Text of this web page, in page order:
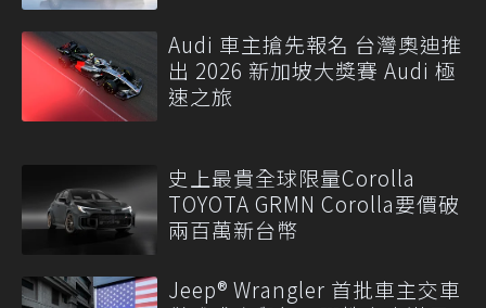
Audi 車主搶先報名 台灣奧迪推
出 2026 新加坡大獎賽 Audi 極
速之旅
史上最貴全球限量Corolla
TOYOTA GRMN Corolla要價破
兩百萬新台幣
Jeep® Wrangler 首批車主交車